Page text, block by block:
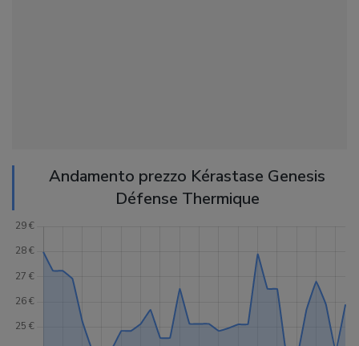
Andamento prezzo Kérastase Genesis
Défense Thermique